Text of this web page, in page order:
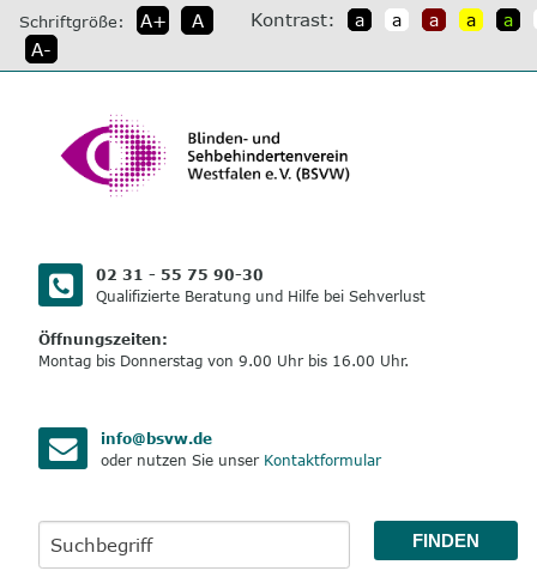
direkt
zum
Inhalt
Schriftgröße: A+
A
A-
Kontrast: a a a a a
02 31 - 55 75 90-30
Qualifizierte Beratung und Hilfe bei Sehverlust
Öffnungszeiten:
Montag bis Donnerstag von 9.00 Uhr bis 16.00 Uhr.
info@bsvw.de
oder nutzen Sie unser Kontaktformular